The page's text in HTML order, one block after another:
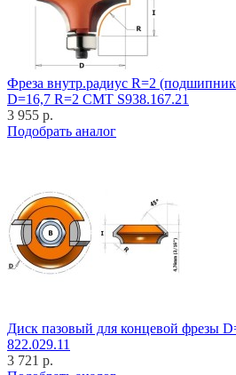
Фреза внутр.радиус R=2
D=16,7 R=2 CMT S938.167.21
3 955 р.
Подобрать аналог
Диск пазовый для концевой фрезы
822.029.11
3 721 р.